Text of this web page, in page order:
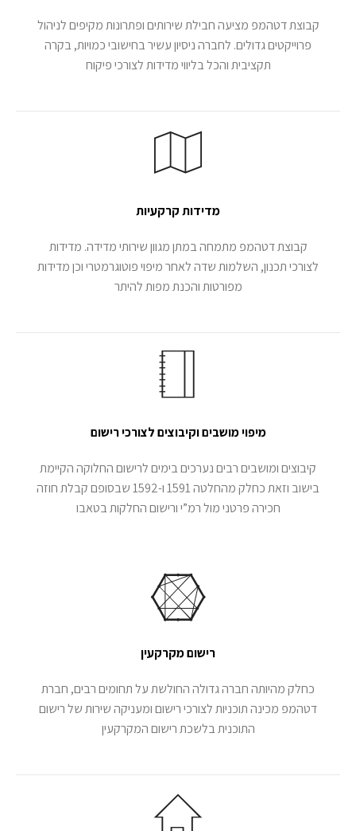
קבוצת דטהמפ מציעה חבילת שירותים ופתרונות מקיפים לניהול
פרוייקטים גדולים. לחברה ניסיון עשיר בחישובי כמויות, בקרה
תקציבית והכל בליווי מדידות לצורכי פיקוח
מדידות קרקעיות
קבוצת דטהמפ מתמחה במתן מגוון שירותי מדידה. מדידות
לצורכי תכנון, השלמות שדה לאחר מיפוי פוטוגרמטרי וכן מדידות
מפורטות והכנת מפות להיתר
מיפוי מושבים וקיבוצים לצורכי רישום
קיבוצים ומושבים רבים נערכים בימים לרישום החלוקה הקיימת
בישוב וזאת כחלק מהחלטה 1591 ו-1592 שבסופם קבלת חוזה
חכירה פרטני מול רמ”י ורישום החלקות בטאבו
רישום מקרקעין
כחלק מהיותה חברה גדולה החולשת על תחומים רבים, חברת
דטהמפ מכינה תוכניות לצורכי רישום ומעניקה שירות של רישום
התוכנית בלשכת רישום המקרקעין
English עברית